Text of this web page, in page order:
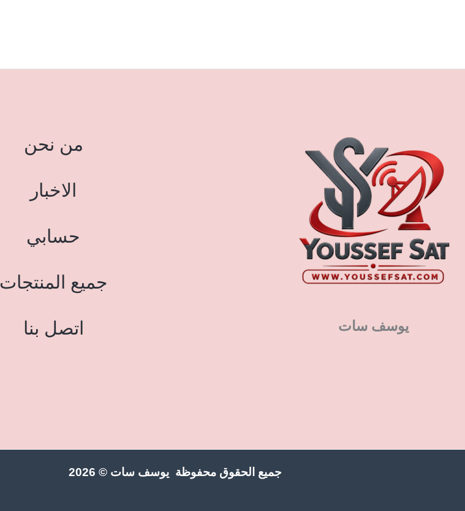
يوسف سات
من نحن
الاخبار
حسابي
جميع المنتجات
اتصل بنا
جميع الحقوق محفوظة يوسف سات © 2026